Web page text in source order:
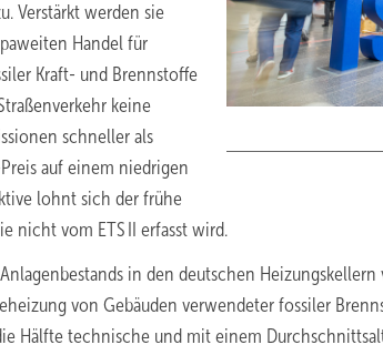
Verstärkt werden sie
Handel für
Kraft- und Brennstoffe
keine
schneller als
auf einem niedrigen
lohnt sich der frühe
nicht vom ETS II erfasst wird.
in den deutschen
von Gebäuden verwendeter fossiler
Hälfte technische und mit einem